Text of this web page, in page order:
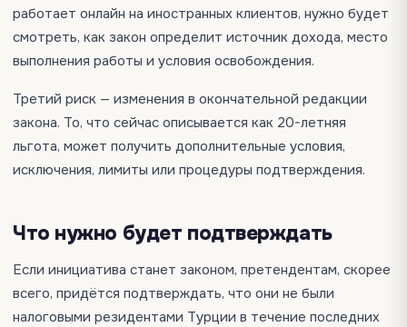
работает онлайн на иностранных клиентов, нужно будет
смотреть, как закон определит источник дохода, место
выполнения работы и условия освобождения.
Третий риск — изменения в окончательной редакции
закона. То, что сейчас описывается как 20-летняя
льгота, может получить дополнительные условия,
исключения, лимиты или процедуры подтверждения.
Что нужно будет подтверждать
Если инициатива станет законом, претендентам, скорее
всего, придётся подтверждать, что они не были
налоговыми резидентами Турции в течение последних